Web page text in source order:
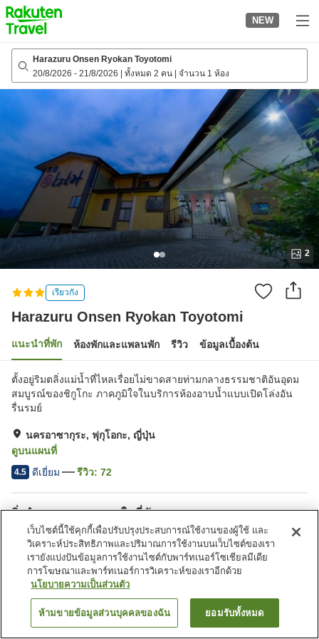
to
top
page
NEW
Harazuru Onsen Ryokan Toyotomi
20/8/2026 - 21/8/2026 ทั้งหมด 2 คน จำนวน 1 ห้อง
2
เรียวกัง
Harazuru Onsen Ryokan Toyotomi
แนะนำที่พัก ห้องพักและแพลนพัก รีวิว ข้อมูลเบื้องต้น
ตั้งอยู่ริมตลิ่งแม่น้ำที่ไหลเรื่อยไม่ขาดสายท่ามกลางธรรมชาติอันอุดม
สมบูรณ์ของชิกูโกะ ภาคภูมิใจในบริการห้องอาบน้ำแบบเปิดโล่งอัน
รื่นรมย์
นครอาซากุระ, ฟุกุโอกะ, ญี่ปุ่น
ดูบนแผนที่
4.5 ดีเยี่ยม รีวิว: 72
สิ่งอำนวยความสะดวกในที่พัก
ที่จอดรถ
ตู้จำหน่ายอัตโนมัติ
ห้องอาบน้ำเปิดโล่ง (มีบ่อน้ำพุ
ร้อน)
ห้องอาบน้ำใหญ่
หน้าแรก ญี่ปุ่น ฟุกุโอกะ
นครอาซากุระ
Harazuru Onsen Ryokan Toyotomiค้นหาห้องพัก
เว็บไซต์นี้ใช้คุกกี้เพื่อปรับปรุงประสบการณ์ใช้งานของผู้ใช้ และ
วิเคราะห์ประสิทธิภาพและปริมาณการใช้งานบนเว็บไซต์ของเรา
เรายังแบ่งปันข้อมูลการใช้งานไซต์กับพาร์ทเนอร์โซเชียลมีเดีย
การโฆษณาและพาร์ทเนอร์การวิเคราะห์ของเราอีกด้วย
นโยบายความเป็นส่วนตัว
ห้ามขายข้อมูลส่วนบุคคลของฉัน ยอมรับทั้งหมด